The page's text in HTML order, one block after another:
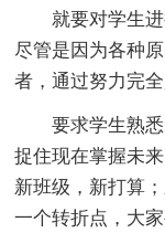
就要对学生
尽管是因为各种
者，通过努力完
要求学生熟
捉住现在掌握未
新班级，新打算
一个转折点，大